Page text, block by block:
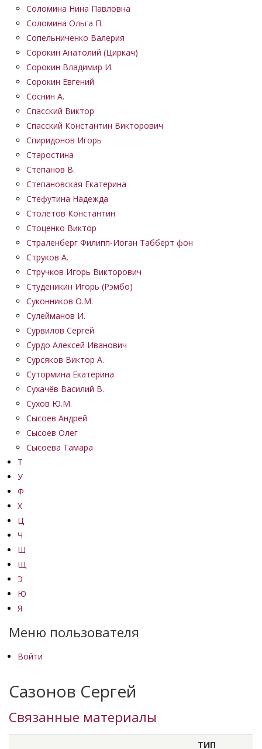
Соломина Нина Павловна
Соломина Ольга П.
Сопельниченко Валерия
Сорокин Анатолий (Циркач)
Сорокин Владимир И.
Сорокин Евгений
Соснин А.
Спасский Виктор
Спасский Константин Викторович
Спиридонов Игорь
Старостина
Степанов В.
Степановская Екатерина
Стефутина Надежда
Столетов Константин
Стоценко Виктор
Страленберг Филипп-Иоган Табберт фон
Струков А.
Стручков Игорь Викторович
Студеникин Игорь (Рэмбо)
Суконников О.М.
Сулейманов И.
Сурвилов Сергей
Сурдо Алексей Иванович
Сурсяков Виктор А.
Сутормина Екатерина
Сухачёв Василий В.
Сухов Ю.М.
Сысоев Андрей
Сысоев Олег
Сысоева Тамара
Т
У
Ф
Х
Ц
Ч
Ш
Щ
Э
Ю
Я
Меню пользователя
Войти
Сазонов Сергей
Связанные материалы
ТИП